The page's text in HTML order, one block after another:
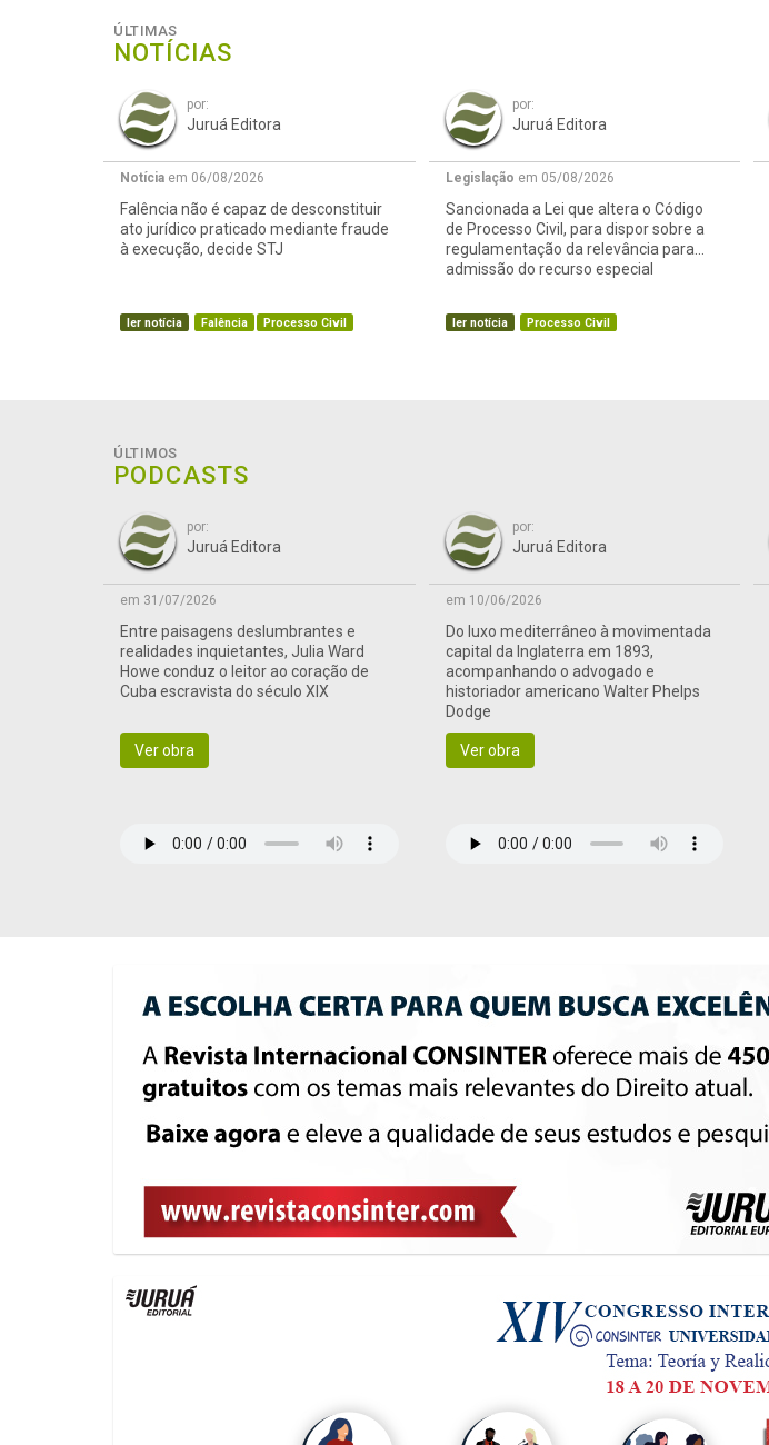
ÚLTIMAS
NOTÍCIAS
por:
Juruá Editora
Notícia em 06/08/2026
Falência não é capaz de desconstituir
ato jurídico praticado mediante fraude
à execução, decide STJ
ler notícia Falência Processo Civil
por:
Juruá Editora
Legislação em 05/08/2026
Sancionada a Lei que altera o Código
de Processo Civil, para dispor sobre a
regulamentação da relevância para
admissão do recurso especial
ler notícia Processo Civil
ÚLTIMOS
PODCASTS
por:
Juruá Editora
em 31/07/2026
Entre paisagens deslumbrantes e
realidades inquietantes, Julia Ward
Howe conduz o leitor ao coração de
Cuba escravista do século XIX
Ver obra
por:
Juruá Editora
em 10/06/2026
Do luxo mediterrâneo à movimentada
capital da Inglaterra em 1893,
acompanhando o advogado e
historiador americano Walter Phelps
Dodge
Ver obra